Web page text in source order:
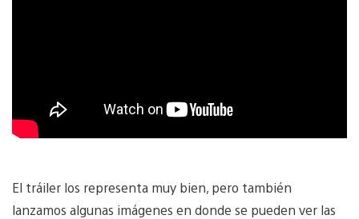
El tráiler los representa muy bien, pero también
lanzamos algunas imágenes en donde se pueden ver las